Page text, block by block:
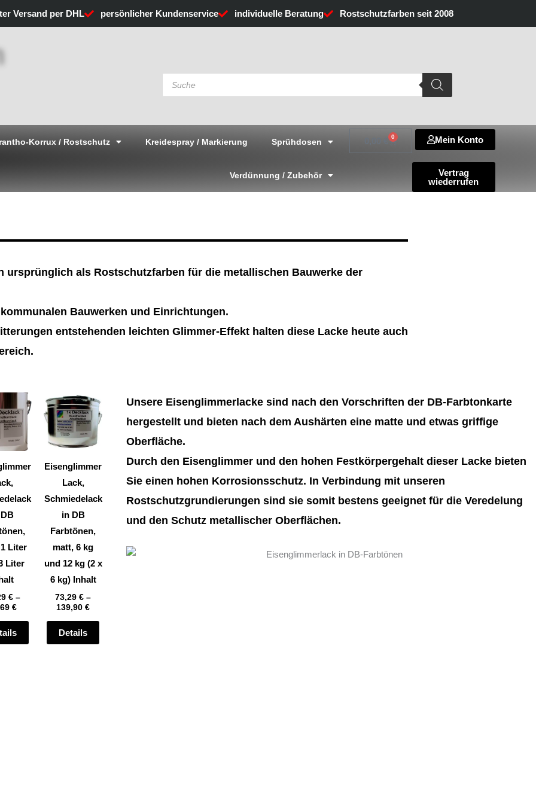
Versand per DHL persönlicher Kundenservice individuelle Beratung Rostschutzfarben seit 2008
Products
search
Korrux / Rostschutz Kreidespray / Markierung Sprühdosen
Verdünnung / Zubehör
0
WarenkorbMein Konto
Vertrag
wiederrufen
ursprünglich als Rostschutzfarben für die metallischen Bauwerke der
Bauwerken und Einrichtungen.
entstehenden leichten Glimmer-Effekt halten diese Lacke heute auch
Liter
Liter
€–
€
Dieses
Produkt
weist
mehrere
Varianten
Die
Optionen
können
Produktseite
gewählt
werden
Eisenglimmer
Lack,
Schmiedelack
in DB
Farbtönen,
matt, 6 kg
und 12 kg (2 x
6 kg) Inhalt
73,29 € –
139,90 €
Details
Dieses
Produkt
mehrere
Varianten
Die
der
Unsere Eisenglimmerlacke sind nach den Vorschriften der DB-Farbtonkarte
hergestellt und bieten nach dem Aushärten eine matte und etwas griffige
Oberfläche.
Durch den Eisenglimmer und den hohen Festkörpergehalt dieser Lacke bieten
Sie einen hohen Korrosionsschutz. In Verbindung mit unseren
Rostschutzgrundierungen sind sie somit bestens geeignet für die Veredelung
und den Schutz metallischer Oberflächen.